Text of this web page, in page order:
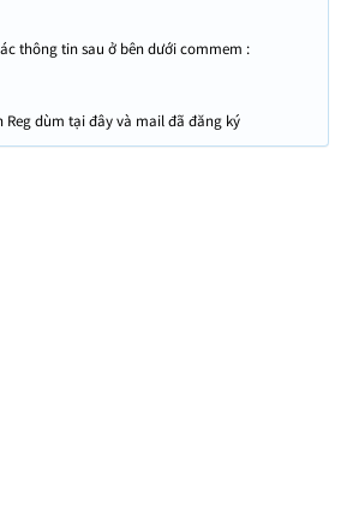
thông tin sau ở bên dưới commem :
Reg dùm tại đây và mail đã đăng ký